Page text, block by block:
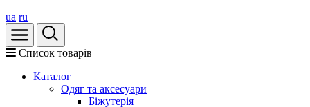
ua ru
Список товарів
Каталог
Oдяг та аксесуари
Біжутерія